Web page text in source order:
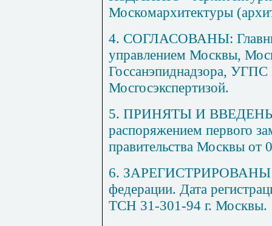
Москомархитектуры
4. СОГЛАСОВАНЫ:
управлением Москвы,
Госсанэпиднадзора,
Мосгосэкспертизой.
5. ПРИНЯТЫ И
распоряжением первого
правительства Москвы
6. ЗАРЕГИСТРИРОВАНЫ в
федерации. Дата
ТСН 31-301-94 г. Москвы.